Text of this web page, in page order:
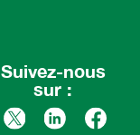
Suivez-nous
sur :